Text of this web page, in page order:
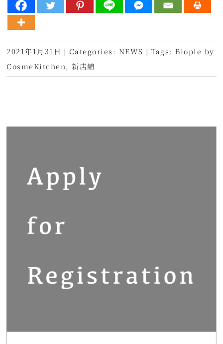
2021年1月31日 | Categories: NEWS | Tags: Biople by
CosmeKitchen ,新店舗